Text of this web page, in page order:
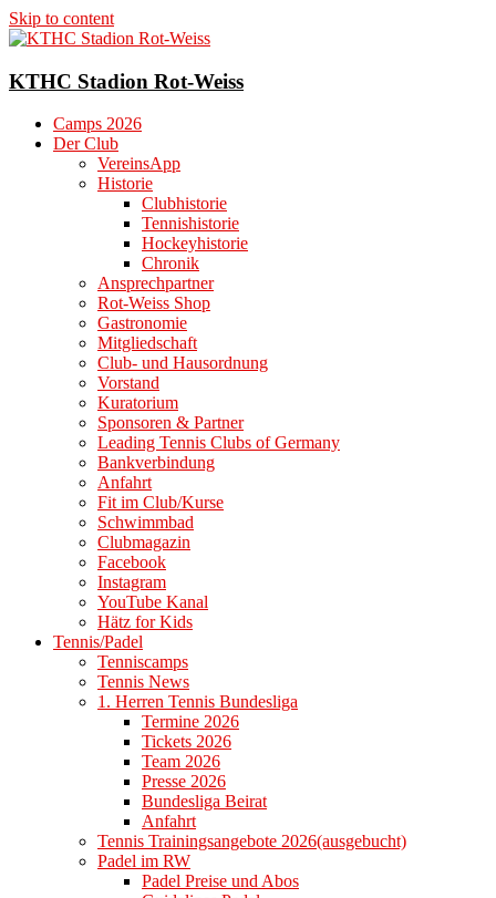
Skip to content
KTHC Stadion Rot-Weiss
Camps 2026
Der Club
VereinsApp
Historie
Clubhistorie
Tennishistorie
Hockeyhistorie
Chronik
Ansprechpartner
Rot-Weiss Shop
Gastronomie
Mitgliedschaft
Club- und Hausordnung
Vorstand
Kuratorium
Sponsoren & Partner
Leading Tennis Clubs of Germany
Bankverbindung
Anfahrt
Fit im Club/Kurse
Schwimmbad
Clubmagazin
Facebook
Instagram
YouTube Kanal
Hätz for Kids
Tennis/Padel
Tenniscamps
Tennis News
1. Herren Tennis Bundesliga
Termine 2026
Tickets 2026
Team 2026
Presse 2026
Bundesliga Beirat
Anfahrt
Tennis Trainingsangebote 2026(ausgebucht)
Padel im RW
Padel Preise und Abos